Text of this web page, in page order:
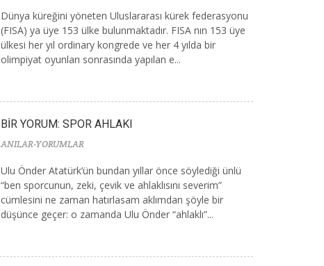
Dünya küreğini yöneten Uluslararası kürek federasyonu
(FISA) ya üye 153 ülke bulunmaktadır. FISA nın 153 üye
ülkesi her yıl ordinary kongrede ve her 4 yılda bir
olimpiyat oyunları sonrasında yapılan e...
BİR YORUM: SPOR AHLAKI
ANILAR-YORUMLAR
Ulu Önder Atatürk’ün bundan yıllar önce söylediği ünlü
“ben sporcunun, zeki, çevik ve ahlaklısını severim”
cümlesini ne zaman hatırlasam aklımdan şöyle bir
düşünce geçer: o zamanda Ulu Önder “ahlaklı”...